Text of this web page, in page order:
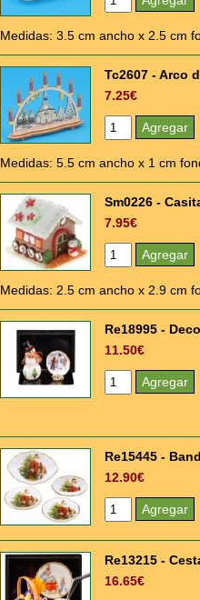
Medidas: 3.5 cm ancho x 2.5 cm
Tc2607 - Arco
7.25€
Medidas: 5.5 cm ancho x 1 cm
Sm0226 -
7.95€
Medidas: 2.5 cm ancho x 2.9 cm
Re18995 -
11.50€
Re15445 -
12.90€
Re13215 -
16.65€